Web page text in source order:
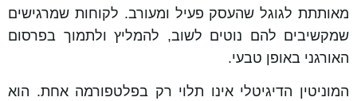
מאותתת לגוגל שהעסק פעיל ומעורב. לקוחות שמרגישים
שמקשיבים להם נוטים לשוב, להמליץ ולתמוך בפרסום
האורגני באופן טבעי.
המוניטין הדיגיטלי אינו תלוי רק בפלטפורמה אחת. הוא